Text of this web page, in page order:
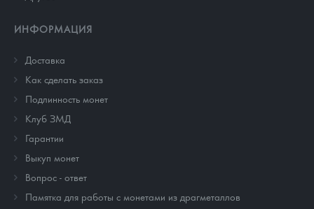
ИНФОРМАЦИЯ
Доставка
Как сделать заказ
Подлинность монет
Клуб ЗМД
Гарантии
Выкуп монет
Вопрос - ответ
Памятка для работы с монетами из драгметаллов